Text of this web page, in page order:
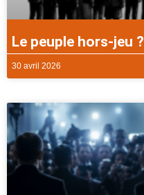
Le peuple hors-jeu ?
30 avril 2026